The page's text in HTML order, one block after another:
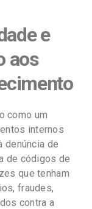
e
aos
como um
internos
denúncia de
de códigos de
que tenham
fraudes,
contra a